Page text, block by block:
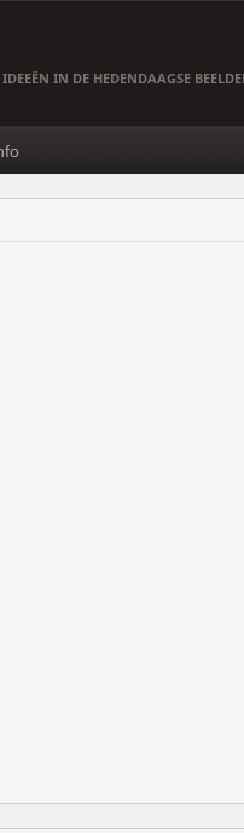
IN DE HEDENDAAGSE